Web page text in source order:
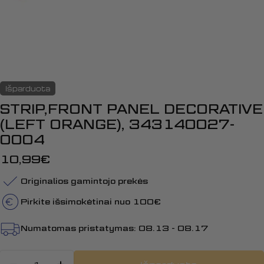
Išparduota
STRIP,FRONT PANEL DECORATIVE
(LEFT ORANGE), 343140027-
0004
Įprasta
kaina
10,99€
Originalios gamintojo prekės
Pirkite išsimokėtinai nuo 100€
Numatomas pristatymas: 08.13 - 08.17